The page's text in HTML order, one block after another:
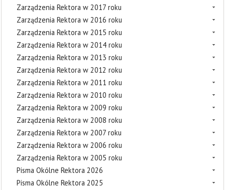
Zarządzenia Rektora w 2017 roku
Zarządzenia Rektora w 2016 roku
Zarządzenia Rektora w 2015 roku
Zarządzenia Rektora w 2014 roku
Zarządzenia Rektora w 2013 roku
Zarządzenia Rektora w 2012 roku
Zarządzenia Rektora w 2011 roku
Zarządzenia Rektora w 2010 roku
Zarządzenia Rektora w 2009 roku
Zarządzenia Rektora w 2008 roku
Zarządzenia Rektora w 2007 roku
Zarządzenia Rektora w 2006 roku
Zarządzenia Rektora w 2005 roku
Pisma Okólne Rektora 2026
Pisma Okólne Rektora 2025